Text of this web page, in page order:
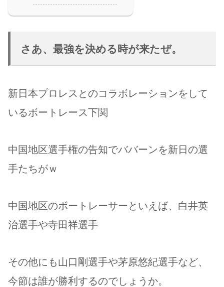
さあ、最強を決める時が来たぜ。
新日本プロレスとのコラボレーションをして
いるボートレース下関
中国地区選手権の告知でババーンを新日の選
手たちがｗ
中国地区のボートレーサーといえば、白井英
治選手や寺田祥選手
その他にも山口剛選手や茅原悠紀選手など、
今節は誰が勝利するのでしょうか。